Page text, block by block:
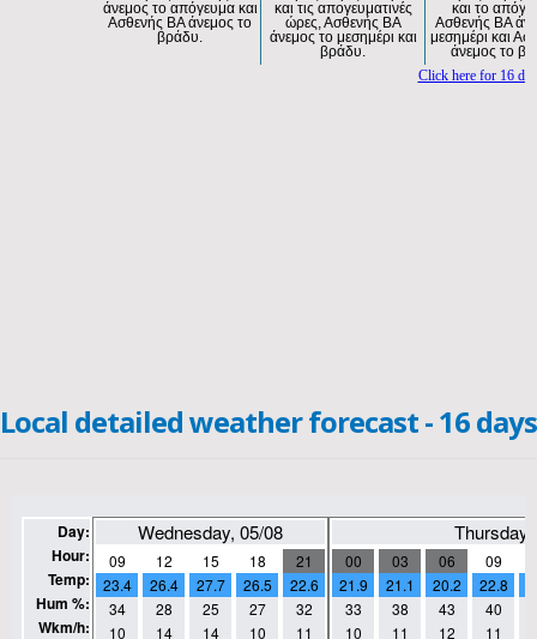
Local detailed weather forecast - 16 days